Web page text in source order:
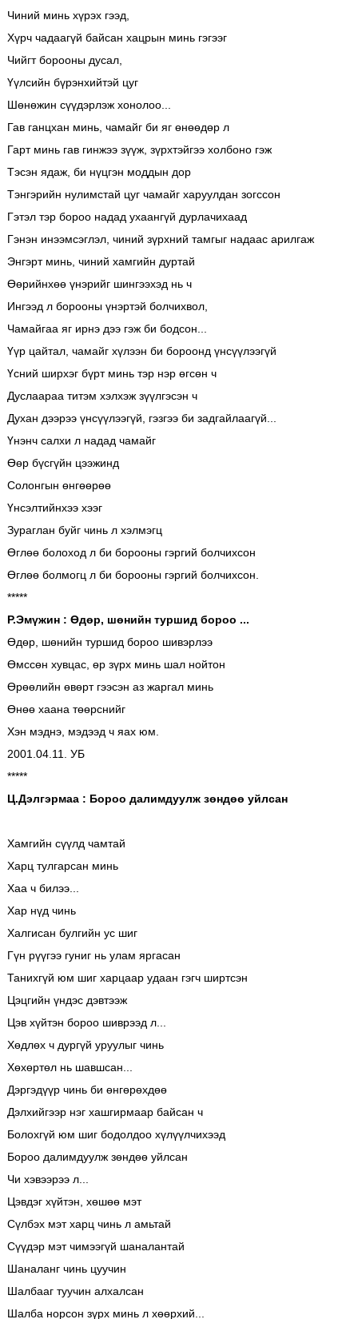
Чиний минь хүрэх гээд,
Хүрч чадаагүй байсан хацрын минь гэгээг
Чийгт борооны дусал,
Үүлсийн бүрэнхийтэй цуг
Шөнөжин сүүдэрлэж хонолоо...
Гав ганцхан минь, чамайг би яг өнөөдөр л
Гарт минь гав гинжээ зүүж, зүрхтэйгээ холбоно гэж
Тэсэн ядаж, би нүцгэн моддын дор
Тэнгэрийн нулимстай цуг чамайг харуулдан зогссон
Гэтэл тэр бороо надад ухаангүй дурлачихаад
Гэнэн инээмсэглэл, чиний зүрхний тамгыг надаас арилгаж
Энгэрт минь, чиний хамгийн дуртай
Өөрийнхөө үнэрийг шингээхэд нь ч
Ингээд л борооны үнэртэй болчихвол,
Чамайгаа яг ирнэ дээ гэж би бодсон...
Үүр цайтал, чамайг хүлээн би бороонд үнсүүлээгүй
Үсний ширхэг бүрт минь тэр нэр өгсөн ч
Дуслаараа титэм хэлхэж зүүлгэсэн ч
Духан дээрээ үнсүүлээгүй, гэзгээ би задгайлаагүй...
Үнэнч салхи л надад чамайг
Өөр бүсгүйн цээжинд
Солонгын өнгөөрөө
Үнсэлтийнхээ хээг
Зураглан буйг чинь л хэлмэгц
Өглөө болоход л би борооны гэргий болчихсон
Өглөө болмогц л би борооны гэргий болчихсон.
*****
Р.Эмүжин : Өдөр, шөнийн туршид бороо ...
Өдөр, шөнийн туршид бороо шивэрлээ
Өмссөн хувцас, өр зүрх минь шал нойтон
Өрөөлийн өвөрт гээсэн аз жаргал минь
Өнөө хаана төөрснийг
Хэн мэднэ, мэдээд ч яах юм.
2001.04.11. УБ
*****
Ц.Дэлгэрмаа : Бороо далимдуулж зөндөө уйлсан
Хамгийн сүүлд чамтай
Харц тулгарсан минь
Хаа ч билээ...
Хар нүд чинь
Халгисан булгийн ус шиг
Гүн рүүгээ гуниг нь улам яргасан
Танихгүй юм шиг харцаар удаан гэгч ширтсэн
Цэцгийн үндэс дэвтээж
Цэв хүйтэн бороо шиврээд л...
Хөдлөх ч дургүй уруулыг чинь
Хөхөртөл нь шавшсан...
Дэргэдүүр чинь би өнгөрөхдөө
Дэлхийгээр нэг хашгирмаар байсан ч
Болохгүй юм шиг бодолдоо хүлүүлчихээд
Бороо далимдуулж зөндөө уйлсан
Чи хэвээрээ л...
Цэвдэг хүйтэн, хөшөө мэт
Сүлбэх мэт харц чинь л амьтай
Сүүдэр мэт чимээгүй шаналантай
Шаналанг чинь цуучин
Шалбааг туучин алхалсан
Шалба норсон зүрх минь л хөөрхий...